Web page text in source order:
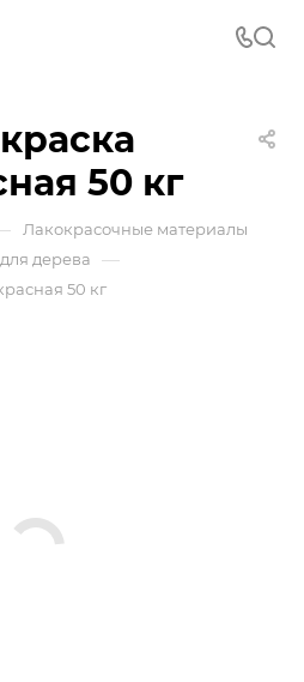
50 кг
Лакокрасочные материалы
дерева —
50 кг